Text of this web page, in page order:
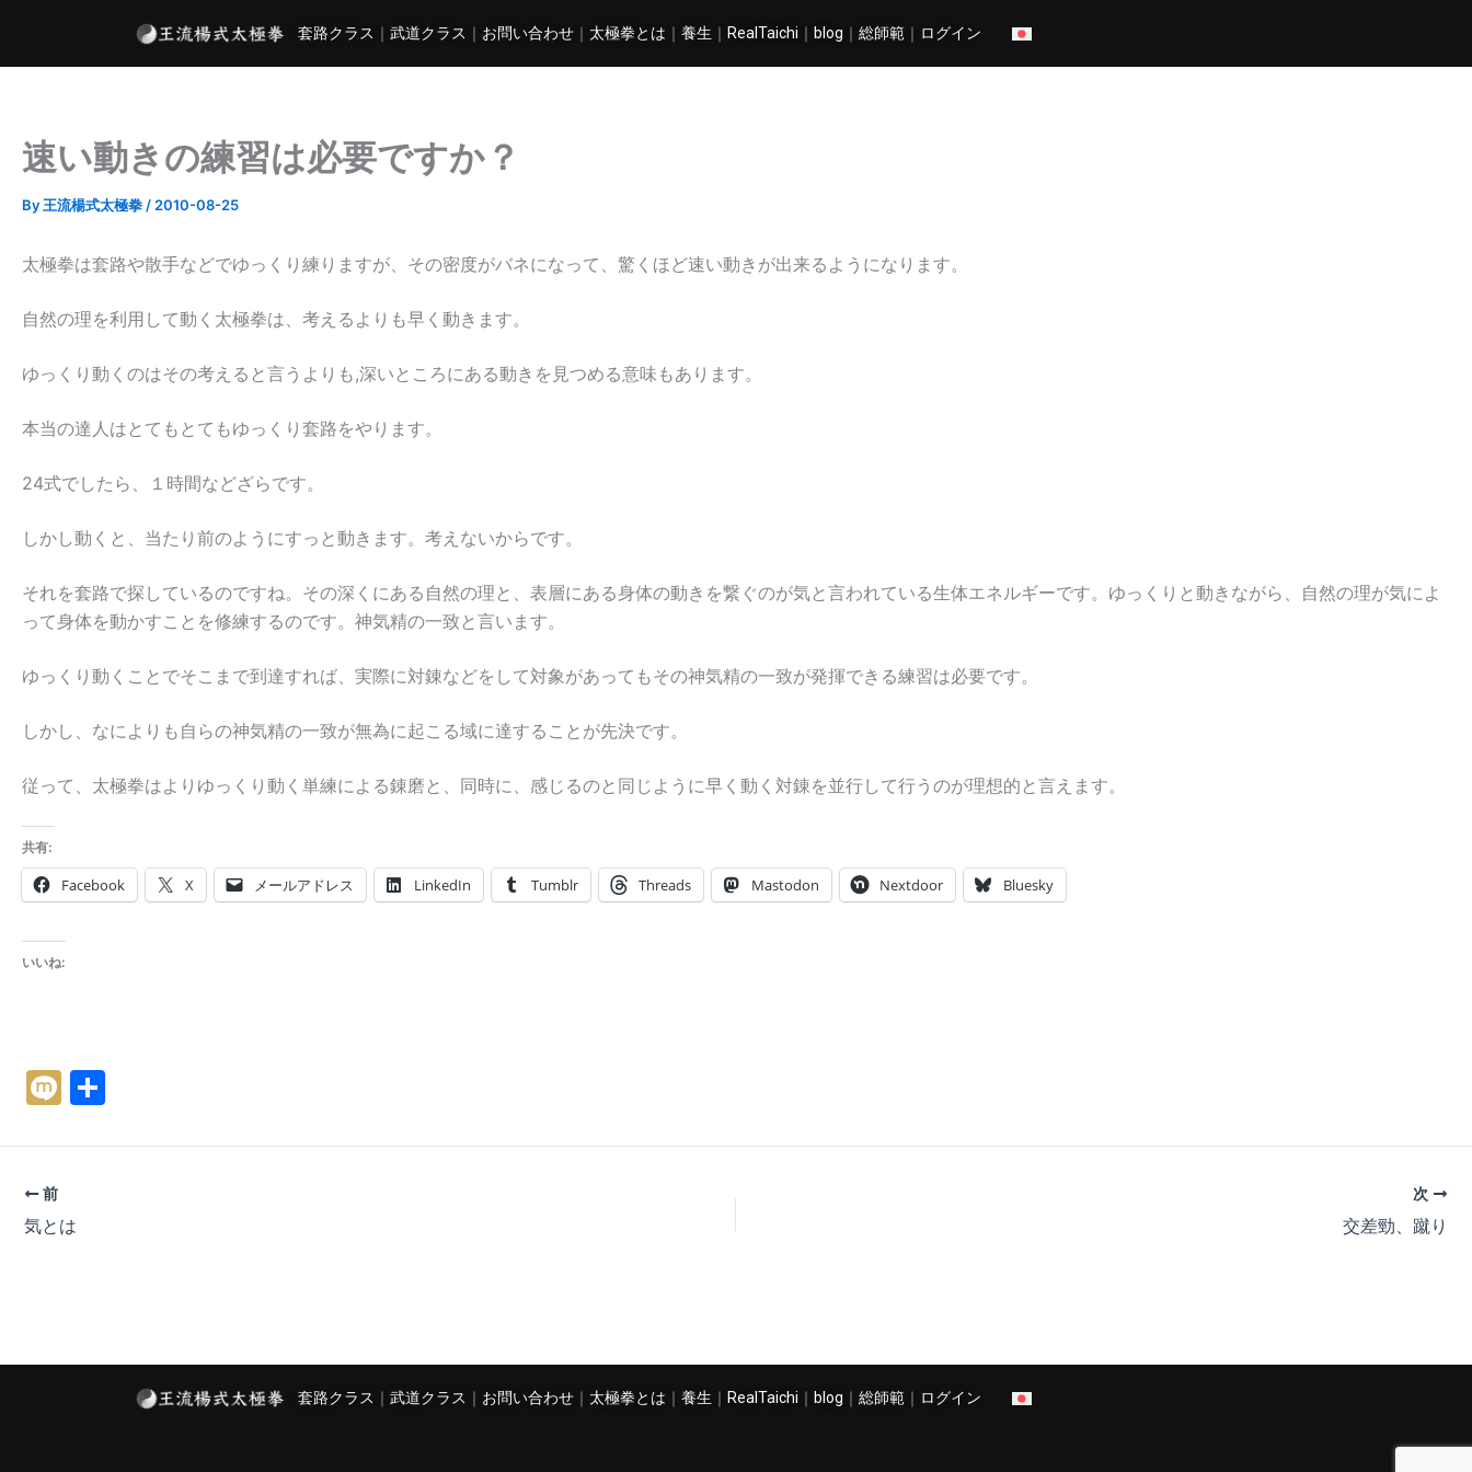
を
套路クラス ｜ 武道クラス ｜ お問い合わせ ｜ 太極拳とは ｜ 養生 ｜ RealTaichi ｜ blog ｜ 総師範 ｜ ログイン
速い動きの練習は必要ですか？
By王流楊式太極拳/2010-08-25
太極拳は套路や散手などでゆっくり練りますが、その密度がバネになって、驚くほど速い動きが出来るようになります。
自然の理を利用して動く太極拳は、考えるよりも早く動きます。
ゆっくり動くのはその考えると言うよりも,深いところにある動きを見つめる意味もあります。
本当の達人はとてもとてもゆっくり套路をやります。
24式でしたら、１時間などざらです。
しかし動くと、当たり前のようにすっと動きます。考えないからです。
それを套路で探しているのですね。その深くにある自然の理と、表層にある身体の動きを繋ぐのが気と言われている生体エネルギーです。ゆっくりと動きながら、自然の理が気によ
って身体を動かすことを修練するのです。神気精の一致と言います。
ゆっくり動くことでそこまで到達すれば、実際に対錬などをして対象があってもその神気精の一致が発揮できる練習は必要です。
しかし、なによりも自らの神気精の一致が無為に起こる域に達することが先決です。
従って、太極拳はよりゆっくり動く単練による錬磨と、同時に、感じるのと同じように早く動く対錬を並行して行うのが理想的と言えます。
共有:
Facebook X メールアドレス LinkedIn Tumblr Threads Mastodon Nextdoor Bluesky
いいね:
M
i
前
気とは
次
交差勁、蹴り
套路クラス ｜ 武道クラス ｜ お問い合わせ ｜ 太極拳とは ｜ 養生 ｜ RealTaichi ｜ blog ｜ 総師範 ｜ ログイン